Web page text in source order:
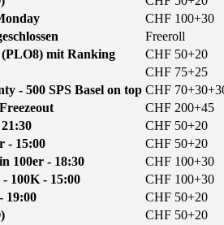
CHF 100+30
Freeroll
mit Ranking
CHF 50+20
CHF 75+25
- 500 SPS Basel on top CHF
CHF 200+45
CHF 50+20
- 15:00
CHF 50+20
100er - 18:30
CHF 100+30
100K - 15:00
CHF 100+30
19:00
CHF 50+20
CHF 50+20